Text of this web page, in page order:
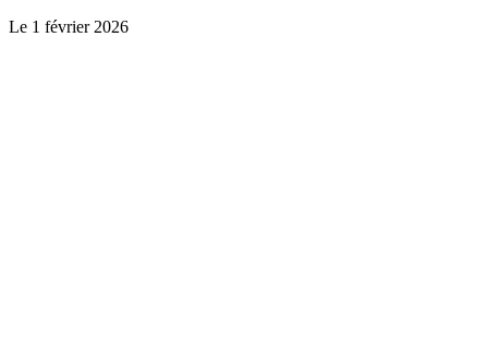
Le 1 février 2026